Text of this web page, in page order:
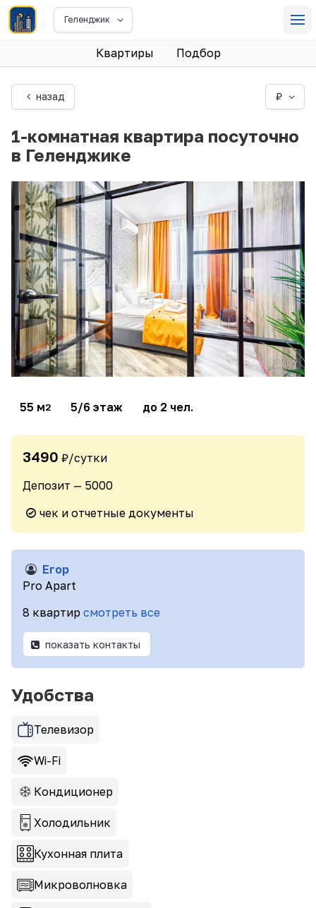
Геленджик
Квартиры Подбор
назад ₽
1-комнатная квартира посуточно
в Геленджике
55 м2 5/6 этаж до 2 чел.
3490 ₽/сутки
Депозит — 5000
чек и отчетные документы
Егор
Pro Apart
8 квартир смотреть все
показать контакты
Удобства
Телевизор
Wi-Fi
Кондиционер
Холодильник
Кухонная плита
Микроволновка